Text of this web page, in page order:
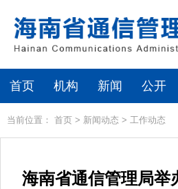
首页 机构 新闻 公开
当前位置： 首页 > 新闻动态 > 工作动态
海南省通信管理局举